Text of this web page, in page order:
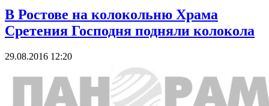
В Ростове на колокольню Храма
Сретения Господня подняли колокола
29.08.2016 12:20